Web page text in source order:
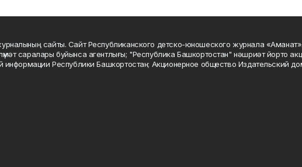
сайты. Сайт Республиканского детско-юношеского журнала
саралары буйынса агентлығы; "Республика Башкортостан" нәшриәт йорто
информации Республики Башкортостан; Акционерное общество Издательский